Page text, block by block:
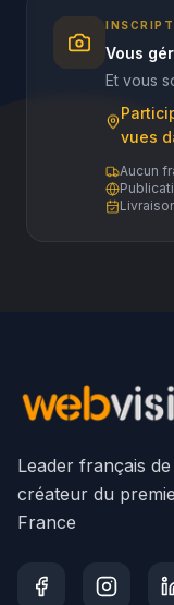
Vous
Et vous
vues
Aucun
Leader français
créateur du
France